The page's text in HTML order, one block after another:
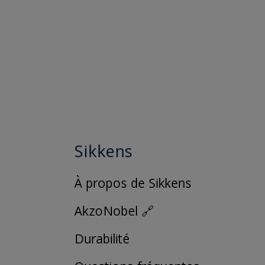
Sikkens
À propos de Sikkens
AkzoNobel 🔗
Durabilité